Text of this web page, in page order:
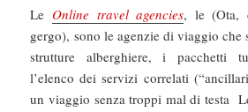
Le Online travel agencies, le (Ota,
gergo), sono le agenzie di viaggio che
strutture alberghiere, i pacchetti
l’elenco dei servizi correlati
un viaggio senza troppi mal di testa